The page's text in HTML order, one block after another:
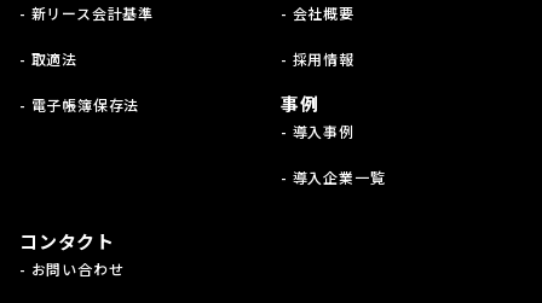
- 新リース会計基準
- 取適法
- 電子帳簿保存法
- 会社概要
- 採用情報
事例
- 導入事例
- 導入企業一覧
コンタクト
- お問い合わせ